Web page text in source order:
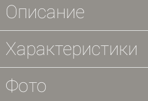
Описание
Характеристики
Фото